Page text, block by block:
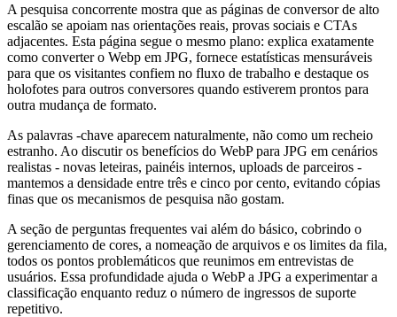
A pesquisa concorrente mostra que as páginas de conversor de alto
escalão se apoiam nas orientações reais, provas sociais e CTAs
adjacentes. Esta página segue o mesmo plano: explica exatamente
como converter o Webp em JPG, fornece estatísticas mensuráveis ​​
para que os visitantes confiem no fluxo de trabalho e destaque os
holofotes para outros conversores quando estiverem prontos para
outra mudança de formato.
As palavras -chave aparecem naturalmente, não como um recheio
estranho. Ao discutir os benefícios do WebP para JPG em cenários
realistas - novas leteiras, painéis internos, uploads de parceiros -
mantemos a densidade entre três e cinco por cento, evitando cópias
finas que os mecanismos de pesquisa não gostam.
A seção de perguntas frequentes vai além do básico, cobrindo o
gerenciamento de cores, a nomeação de arquivos e os limites da fila,
todos os pontos problemáticos que reunimos em entrevistas de
usuários. Essa profundidade ajuda o WebP a JPG a experimentar a
classificação enquanto reduz o número de ingressos de suporte
repetitivo.